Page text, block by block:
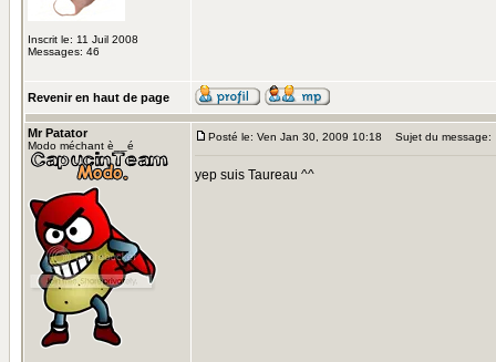
Inscrit le: 11 Juil 2008
Messages: 46
Revenir en haut de page
Mr Patator
Modo méchant è__é
Posté le: Ven Jan 30, 2009 10:18 Sujet du message:
yep suis Taureau ^^